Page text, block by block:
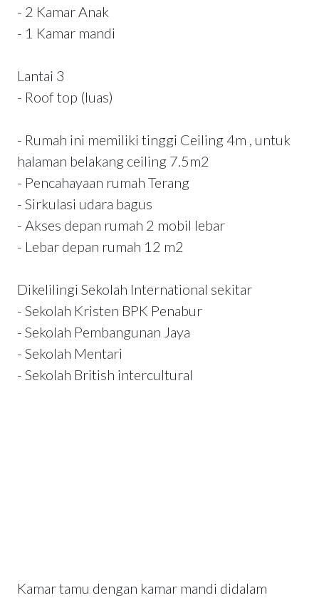
- 2 Kamar Anak
- 1 Kamar mandi
Lantai 3
- Roof top (luas)
- Rumah ini memiliki tinggi Ceiling 4m , untuk
halaman belakang ceiling 7.5m2
- Pencahayaan rumah Terang
- Sirkulasi udara bagus
- Akses depan rumah 2 mobil lebar
- Lebar depan rumah 12 m2
Dikelilingi Sekolah International sekitar
- Sekolah Kristen BPK Penabur
- Sekolah Pembangunan Jaya
- Sekolah Mentari
- Sekolah British intercultural
Kamar tamu dengan kamar mandi didalam